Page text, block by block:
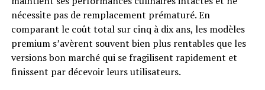
nécessite pas de remplacement prématuré. En
comparant le coût total sur cinq à dix ans, les modèles
premium s’avèrent souvent bien plus rentables que les
versions bon marché qui se fragilisent rapidement et
finissent par décevoir leurs utilisateurs.